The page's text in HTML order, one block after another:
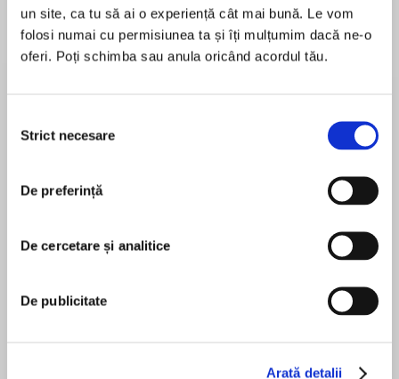
un site, ca tu să ai o experiență cât mai bună. Le vom
folosi numai cu permisiunea ta și îți mulțumim dacă ne-o
oferi. Poți schimba sau anula oricând acordul tău.
consimțământului
Strict necesare
De preferință
De cercetare și analitice
De publicitate
Arată detalii
Desprecarte
transformarea dorinței în realitate presupune
efort și disciplină.
fel de fericiți ca păsările cerului.
Editura Curtea Veche
MAI MULT
Alina Bâltâc
și coordonatoarea colecției „Români de succes”,